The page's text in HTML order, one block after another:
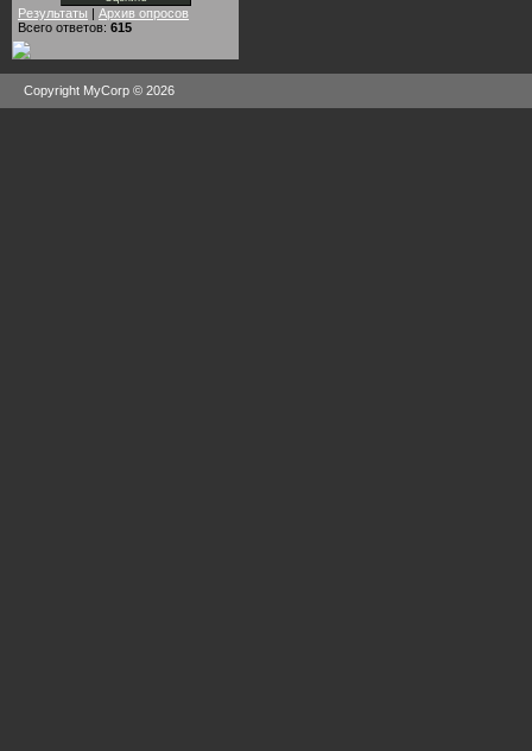
Результаты | Архив опросов
Всего ответов: 615
Copyright MyCorp © 2026